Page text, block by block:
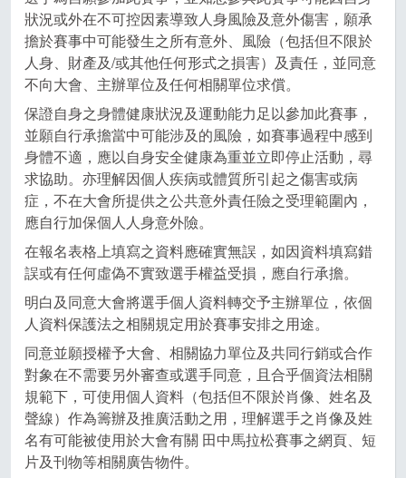
狀況或外在不可控因素導致人身風險及意外傷害，願承
擔於賽事中可能發生之所有意外、風險（包括但不限於
人身、財產及/或其他任何形式之損害）及責任，並同意
不向大會、主辦單位及任何相關單位求償。
保證自身之身體健康狀況及運動能力足以參加此賽事，
並願自行承擔當中可能涉及的風險，如賽事過程中感到
身體不適，應以自身安全健康為重並立即停止活動，尋
求協助。亦理解因個人疾病或體質所引起之傷害或病
症，不在大會所提供之公共意外責任險之受理範圍內，
應自行加保個人人身意外險。
在報名表格上填寫之資料應確實無誤，如因資料填寫錯
誤或有任何虛偽不實致選手權益受損，應自行承擔。
明白及同意大會將選手個人資料轉交予主辦單位，依個
人資料保護法之相關規定用於賽事安排之用途。
同意並願授權予大會、相關協力單位及共同行銷或合作
對象在不需要另外審查或選手同意，且合乎個資法相關
規範下，可使用個人資料（包括但不限於肖像、姓名及
聲線）作為籌辦及推廣活動之用，理解選手之肖像及姓
名有可能被使用於大會有關 田中馬拉松賽事之網頁、短
片及刊物等相關廣告物件。